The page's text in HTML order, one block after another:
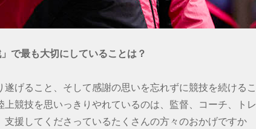
で最も大切にしていることは？
げること、そして感謝の思いを忘れずに競技を続けるこ
上競技を思いっきりやれているのは、監督、コーチ、トレ
支援してくださっているたくさんの方々のおかげですか